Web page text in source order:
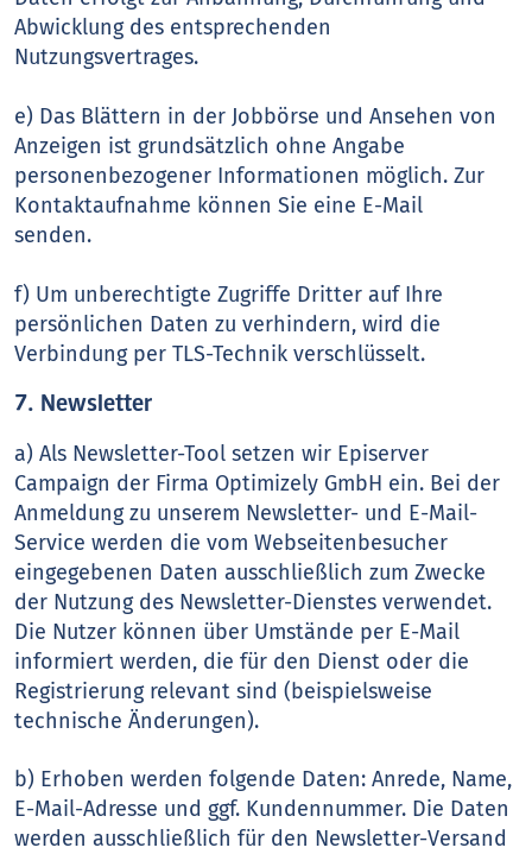
Abwicklung des entsprechenden
Nutzungsvertrages.
e) Das Blättern in der Jobbörse und Ansehen von
Anzeigen ist grundsätzlich ohne Angabe
personenbezogener Informationen möglich. Zur
Kontaktaufnahme können Sie eine E-Mail
senden.
f) Um unberechtigte Zugriffe Dritter auf Ihre
persönlichen Daten zu verhindern, wird die
Verbindung per TLS-Technik verschlüsselt.
7. Newsletter
a) Als Newsletter-Tool setzen wir Episerver
Campaign der Firma Optimizely GmbH ein. Bei der
Anmeldung zu unserem Newsletter- und E-Mail-
Service werden die vom Webseitenbesucher
eingegebenen Daten ausschließlich zum Zwecke
der Nutzung des Newsletter-Dienstes verwendet.
Die Nutzer können über Umstände per E-Mail
informiert werden, die für den Dienst oder die
Registrierung relevant sind (beispielsweise
technische Änderungen).
b) Erhoben werden folgende Daten: Anrede, Name,
E-Mail-Adresse und ggf. Kundennummer. Die Daten
werden ausschließlich für den Newsletter-Versand